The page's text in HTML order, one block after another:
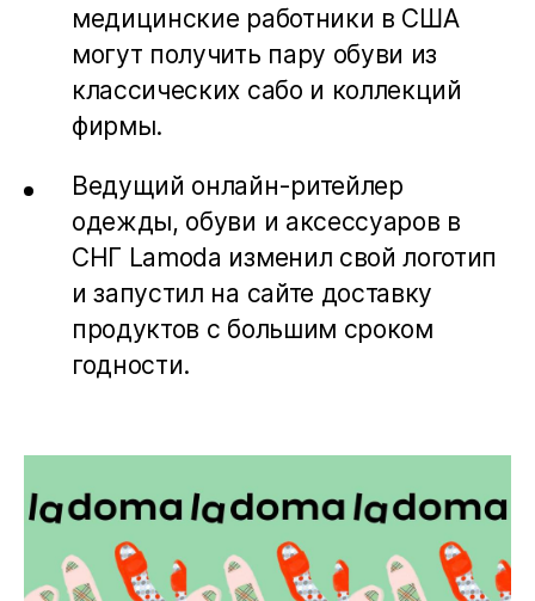
медицинские работники в США
могут получить пару обуви из
классических сабо и коллекций
фирмы.
Ведущий онлайн-ритейлер
одежды, обуви и аксессуаров в
СНГ Lamoda изменил свой логотип
и запустил на сайте доставку
продуктов с большим сроком
годности.